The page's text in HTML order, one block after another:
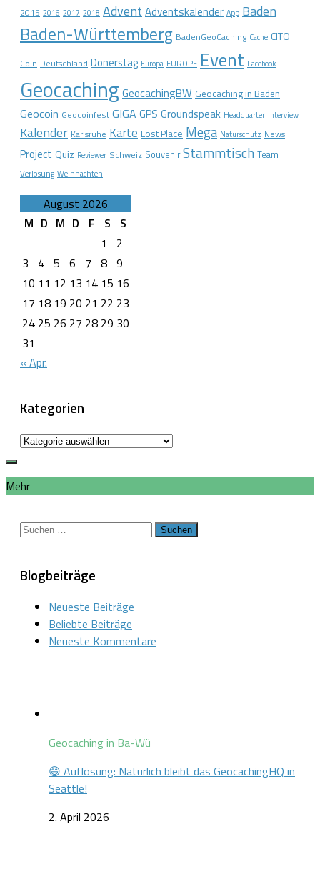
2015 2016 2017 2018 Advent Adventskalender App Baden
Baden-Württemberg BadenGeoCaching Cache CITO
Coin Deutschland Dönerstag Europa EUROPE Event Facebook
Geocaching GeocachingBW Geocaching in Baden
Geocoin Geocoinfest GIGA GPS Groundspeak Headquarter Interview
Kalender Karlsruhe Karte Lost Place Mega Naturschutz News
Project Quiz Reviewer Schweiz Souvenir Stammtisch Team
Verlosung Weihnachten
August 2026
M D M D F S
S
1
2
3
4 5 6 7 8 9
10 11 12 13 14 15 16
17 18 19 20 21 22 23
24 25 26 27 28 29 30
31
« Apr.
Kategorien
Kategorien
Mehr
Suchen
Blogbeiträge
Neueste Beiträge
Beliebte Beiträge
Neueste Kommentare
Geocaching in Ba-Wü
😄 Auflösung: Natürlich bleibt das GeocachingHQ in
Seattle!
2. April 2026